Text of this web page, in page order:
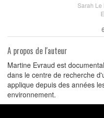
Sarah Le
A propos de l'auteur
Martine Evraud est
dans le centre de recherche
applique depuis des années
environnement.